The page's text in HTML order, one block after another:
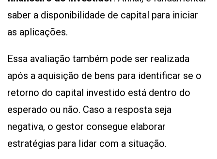
saber a disponibilidade de capital para iniciar
as aplicações.
Essa avaliação também pode ser realizada
após a aquisição de bens para identificar se o
retorno do capital investido está dentro do
esperado ou não. Caso a resposta seja
negativa, o gestor consegue elaborar
estratégias para lidar com a situação.